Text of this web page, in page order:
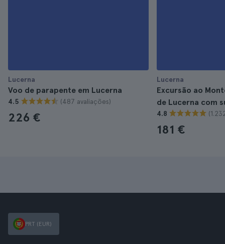
Lucerna
Voo de parapente em Lucerna
4.5 (487 avaliações)
226 €
Lucerna
Excursão ao
de Lucerna com
4.8
181 €
PRT (EUR)